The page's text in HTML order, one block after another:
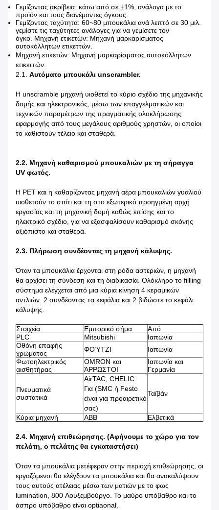
Γεμίζοντας ακρίβεια: κάτω από σε ±1%, ανάλογα με το
προϊόν και τους διανέμοντες όγκους.
Γεμίζοντας ταχύτητα: 60~80 μπουκάλια ανά λεπτό σε 30 μιλ.
γεμίστε τις ταχύτητες ανάλογες για να γεμίσετε τον
όγκο. Μηχανή ετικετών: Μηχανή μαρκαρίσματος
αυτοκόλλητων ετικεττών.
Μηχανή ετικετών: Μηχανή μαρκαρίσματος αυτοκόλλητων
ετικεττών.
2.1. Αυτόματο μπουκάλι unscrambler.
Η unscramble μηχανή υιοθετεί το κύριο σχέδιο της μηχανικής
δομής και ηλεκτρονικός, μέσω των επαγγελματικών και
τεχνικών παραμέτρων της πραγματικής ολοκλήρωσης
εφαρμογής από τους μεγάλους αριθμούς χρηστών, οι οποίοι
το καθιστούν τέλειο και σταθερά.
2.2. Μηχανή καθαρισμού μπουκαλιών με τη σήραγγα
UV φωτός.
Η PET και η καθαρίζοντας μηχανή αέρα μπουκαλιών γυαλιού
υιοθετούν το σπίτι και τη στο εξωτερικό προηγμένη αρχή
εργασίας και τη μηχανική δομή καθώς επίσης και το
ηλεκτρικό σχέδιο, για να εξασφαλίσουν καθαρισμό σκόνης
αξιόπιστο και σταθερά.
2.3. Πλήρωση συνδέοντας τη μηχανή κάλυψης.
Όταν τα μπουκάλια έρχονται στη ρόδα αστεριών, η μηχανή
θα αρχίσει τη σύνδεση και τη διαδικασία. Ολόκληρο το fillling
σύστημα ελέγχεται από μια κύρια κίνηση 4 κεραμικών
αντλιών. 2 συνδέοντας τα κεφάλια και 2 βιδώστε το κεφάλι
κάλυψης.
Στοιχεία Εμπορικό σήμα
Από
PLC
Mitsubishi
Ιαπωνία
Οθόνη επαφής
χρώματος
ΦΟΎΤΖΙ
Ιαπωνία
Φωτοηλεκτρικός
αισθητήρας
OMRON και
ΆΡΡΩΣΤΟΙ
Ιαπωνία και
Γερμανία
Πνευματικά
συστατικά
AirTAC, CHELIC
Για (SMC ή Festo
είναι για προαιρετικό
σας)
Ταϊβάν
Κύρια μηχανή ABB Ελβετικά
2.4. Μηχανή επιθεώρησης. (Αφήνουμε το χώρο για τον
πελάτη, ο πελάτης θα εγκαταστήσει)
Όταν τα μπουκάλια μετέφεραν στην περιοχή επιθεώρησης, οι
εργαζόμενοι θα ελέγξουν τα μπουκάλια και θα ανακαλύψουν
τους αυτούς ατέλειας μέσω των ματιών με το φως
lumination, 800 Λουξεμβούργο. Το μαύρο υπόβαθρο και το
άσπρο υπόβαθρο είναι optiaonal.